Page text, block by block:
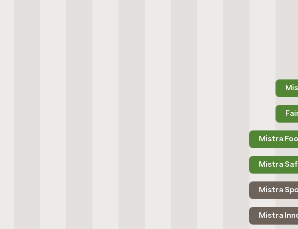
Mistra
Mistra
Mistra
Mistra